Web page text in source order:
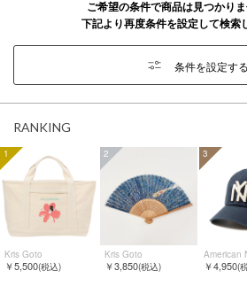
ご希望の条件で商品は見つかりま
下記より再度条件を設定して検索
条件を設定する
RANKING
1
Kris Goto
￥5,500(税込)
2
Kris Goto
￥3,850(税込)
3
American
￥4,950(